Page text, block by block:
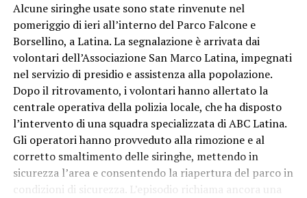
Alcune siringhe usate sono state rinvenute nel
pomeriggio di ieri all’interno del Parco Falcone e
Borsellino, a Latina. La segnalazione è arrivata dai
volontari dell’Associazione San Marco Latina, impegnati
nel servizio di presidio e assistenza alla popolazione.
Dopo il ritrovamento, i volontari hanno allertato la
centrale operativa della polizia locale, che ha disposto
l’intervento di una squadra specializzata di ABC Latina.
Gli operatori hanno provveduto alla rimozione e al
corretto smaltimento delle siringhe, mettendo in
sicurezza l’area e consentendo la riapertura del parco in
condizioni di sicurezza. L’episodio richiama ancora una